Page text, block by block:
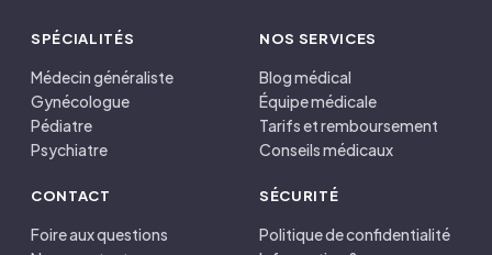
SPÉCIALITÉS
Médecin généraliste
Gynécologue
Pédiatre
Psychiatre
NOS SERVICES
Blog médical
Équipe médicale
Tarifs et remboursement
Conseils médicaux
CONTACT
Foire aux questions
SÉCURITÉ
Politique de confidentialité